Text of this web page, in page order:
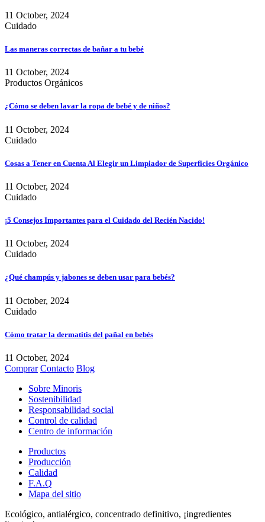
11 October, 2024
Cuidado
Las maneras correctas de bañar a tu bebé
11 October, 2024
Productos Orgánicos
¿Cómo se deben lavar la ropa de bebé y de niños?
11 October, 2024
Cuidado
Cosas a Tener en Cuenta Al Elegir un Limpiador de Superficies Orgánico
11 October, 2024
Cuidado
¡5 Consejos Importantes para el Cuidado del Recién Nacido!
11 October, 2024
Cuidado
¿Qué champús y jabones se deben usar para bebés?
11 October, 2024
Cuidado
Cómo tratar la dermatitis del pañal en bebés
11 October, 2024
Comprar Contacto Blog
Sobre Minoris
Sostenibilidad
Responsabilidad social
Control de calidad
Centro de información
Productos
Producción
Calidad
F.A.Q
Mapa del sitio
Ecológico, antialérgico, concentrado definitivo, ¡ingredientes